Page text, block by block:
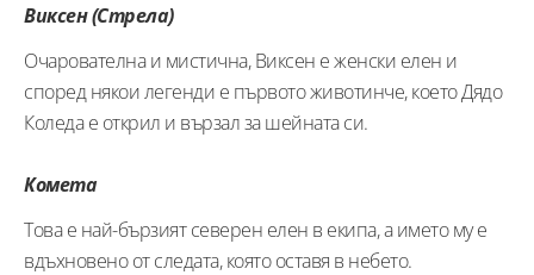
Виксен (Стрела)
Очарователна и мистична, Виксен е женски елен и
според някои легенди е първото животинче, което Дядо
Коледа е открил и вързал за шейната си.
Комета
Това е най-бързият северен елен в екипа, а името му е
вдъхновено от следата, която оставя в небето.